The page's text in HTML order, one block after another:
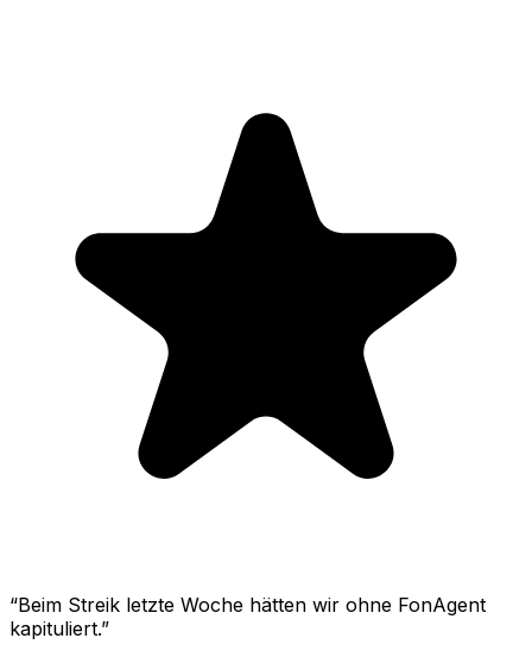
“Beim Streik letzte Woche hätten wir ohne FonAgent
kapituliert.”